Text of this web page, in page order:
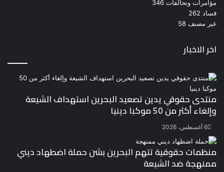
مؤامرات وتحالفات 346
فساد 262
غير مصنف 58
اخر الاخبار
منتدى حقوقي يدين تصعيد البحرين استهداف الشيعة
وإلغاء أكثر من 50 موكبا دينيا
6 أغسطس، 2026
منظمات حقوقية تتهم البحرين بشن حملة اضطهاد ديني
ممنهجة ضد الشيعة